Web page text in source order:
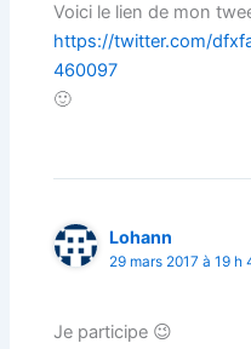
Voici le lien de mon
https://twitter.com/
460097
🙂
Lohann
29 mars 2017 à 19 h
Je participe 😉